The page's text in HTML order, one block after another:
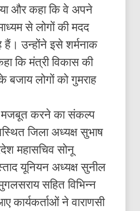
और कहा कि वे अपने
से लोगों की मदद
हैं। उन्होंने इसे शर्मनाक
कि मंत्री विकास की
बजाय लोगों को गुमराह
करने का संकल्प
जिला अध्यक्ष सुभाष
महासचिव सोनू
यूनियन अध्यक्ष सुनील
सहित विभिन्न
कार्यकर्ताओं ने वाराणसी